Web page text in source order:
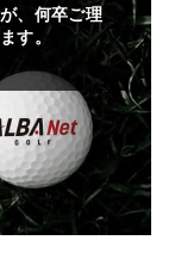
、何卒ご理
す。